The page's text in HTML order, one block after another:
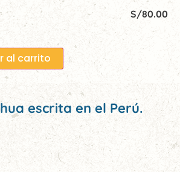
S/80.00
al carrito
escrita en el Perú.